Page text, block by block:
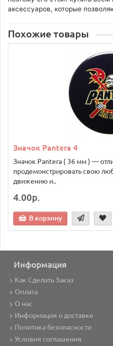
аксессуаров, которые
Похожие товары
Значок Pantera 4
Значок Pantera ( 36 мм ) —
продемонстрировать свою
движению и..
4.00р.
В корзину
Информация
Как Сделать Заказ
Оплата
О нас
Информация о доставке
Политика безопасности
Условия соглашения